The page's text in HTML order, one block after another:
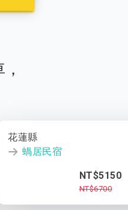
花蓮縣
蝸居民宿
NT$5150
NT$6700